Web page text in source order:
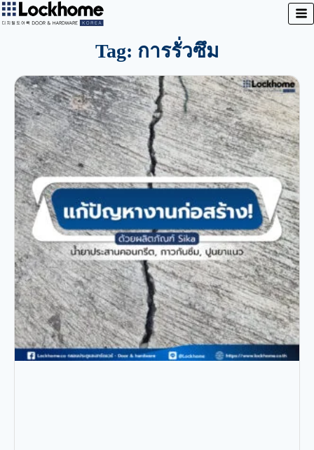
Tag: การรั่วซึม